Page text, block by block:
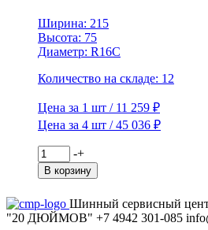
Ширина: 215
Высота: 75
Диаметр: R16C
Количество на складе: 12
Цена за 1 шт / 11 259 ₽
Цена за 4 шт / 45 036 ₽
Количество
товара
Viatti
116/114R
Vettore
-+
В корзину
Шинный сервисный
"20 ДЮЙМОВ" +7 4942 301-085